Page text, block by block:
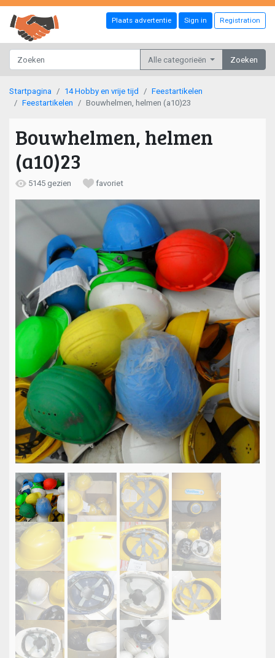
Plaats advertentie Sign in Registration
Alle categorieën Zoeken
Startpagina 14 Hobby en vrije tijd
Feestartikelen
Feestartikelen
Bouwhelmen, helmen (a10)23
Bouwhelmen, helmen
(a10)23
5145 gezien favoriet